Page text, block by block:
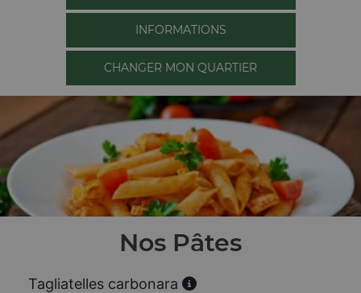
INFORMATIONS
CHANGER MON QUARTIER
Nos Pâtes
Tagliatelles carbonara